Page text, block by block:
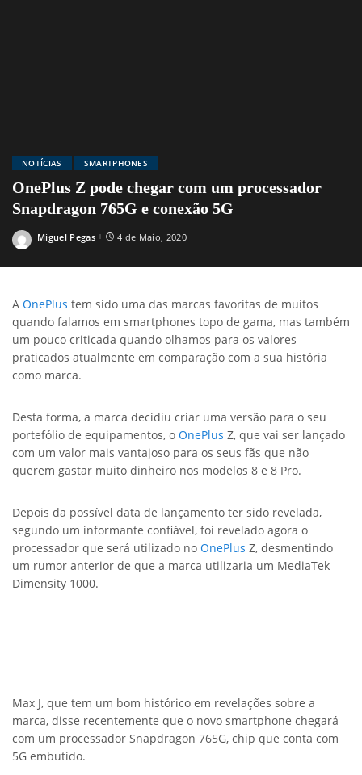
NOTÍCIAS SMARTPHONES
OnePlus Z pode chegar com um processador
Snapdragon 765G e conexão 5G
Posted
Miguel Pegas 4 de Maio, 2020
A OnePlus tem sido uma das marcas favoritas de muitos
quando falamos em smartphones topo de gama, mas também
um pouco criticada quando olhamos para os valores
praticados atualmente em comparação com a sua história
como marca.
Desta forma, a marca decidiu criar uma versão para o seu
portefólio de equipamentos, o OnePlus Z, que vai ser lançado
com um valor mais vantajoso para os seus fãs que não
querem gastar muito dinheiro nos modelos 8 e 8 Pro.
Depois da possível data de lançamento ter sido revelada,
segundo um informante confiável, foi revelado agora o
processador que será utilizado no OnePlus Z, desmentindo
um rumor anterior de que a marca utilizaria um MediaTek
Dimensity 1000.
Max J, que tem um bom histórico em revelações sobre a
marca, disse recentemente que o novo smartphone chegará
com um processador Snapdragon 765G, chip que conta com
5G embutido.